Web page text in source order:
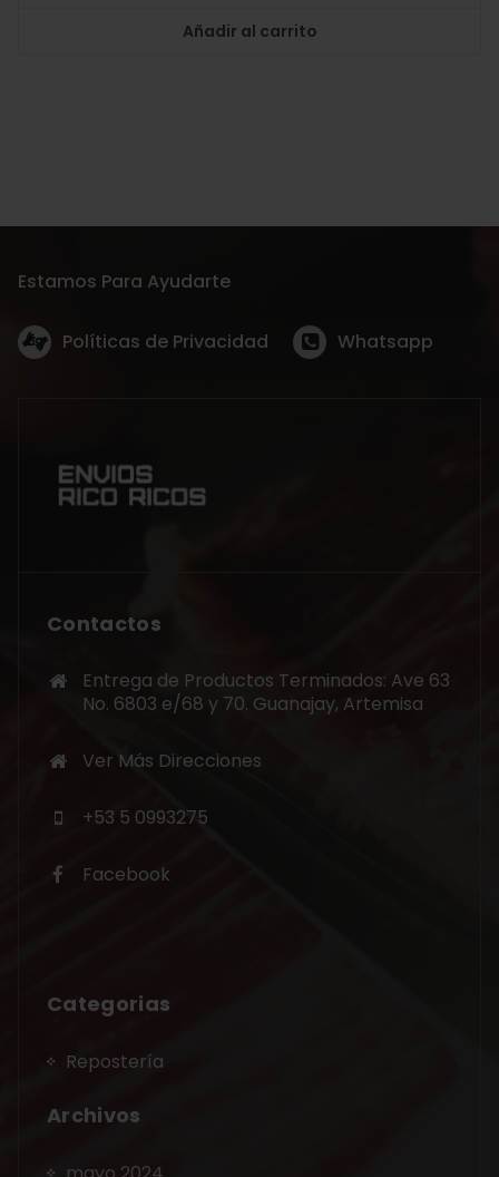
Añadir al carrito
Estamos Para Ayudarte
Políticas de Privacidad Whatsapp
Contactos
Entrega de Productos Terminados: Ave 63
No. 6803 e/68 y 70. Guanajay, Artemisa
Ver Más Direcciones
+53 5 0993275
Facebook
Categorias
Repostería
Archivos